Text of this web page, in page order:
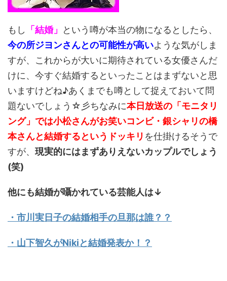
もし 「結婚」
という噂が本当の物になるとしたら、
今の所ジヨンさんとの可能性が高いような気がしま
すが、これからが大いに期待されている女優さんだ
けに、今すぐ結婚するといったことはまずないと思
いますけどね♪あくまでも噂として捉えておいて問
題ないでしょう☆彡ちなみに本日放送の「モニタリ
ング」では小松さんがお笑いコンビ・銀シャリの橋
本さんと結婚するというドッキリ を仕掛けるそうで
すが、 現実的にはまずありえないカップルでしょう
(笑)
他にも結婚が囁かれている芸能人は↓
・市川実日子の結婚相手の旦那は誰？？
・山下智久がNikiと結婚発表か！？